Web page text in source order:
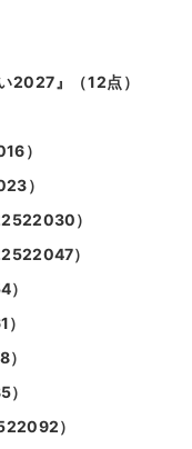
2027 』（12点）
）
）
）
）
）
）
）
）
）